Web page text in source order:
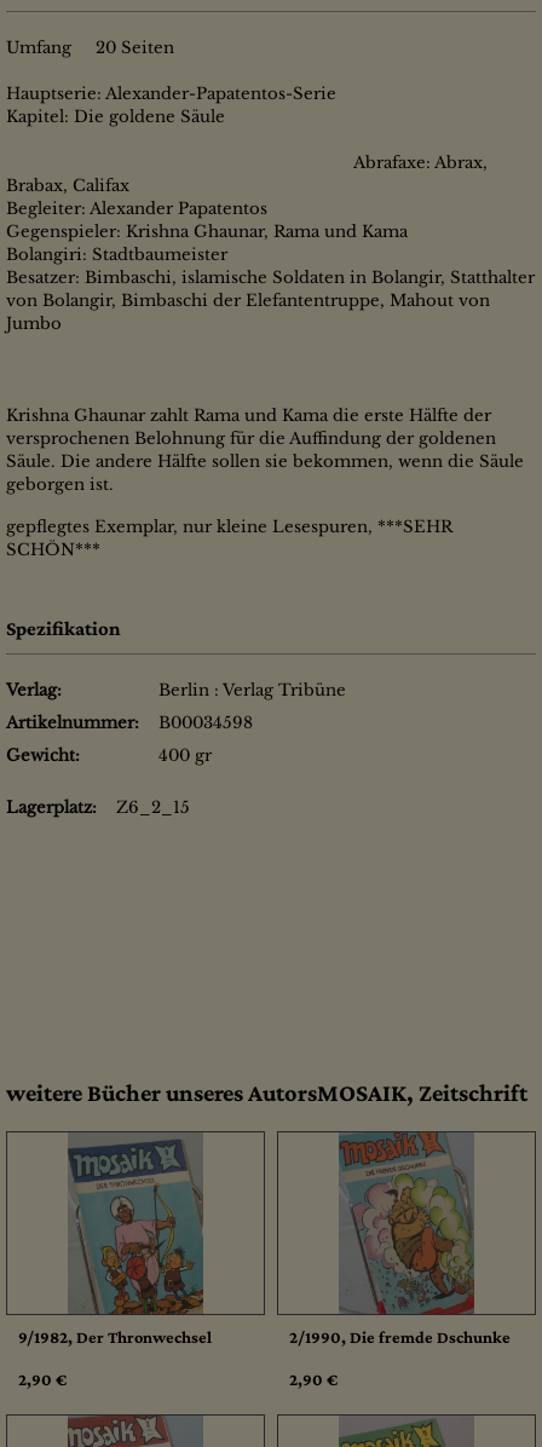
Umfang 20 Seiten
Hauptserie: Alexander-Papatentos-Serie
Kapitel: Die goldene Säule
Abrafaxe: Abrax,
Brabax, Califax
Begleiter: Alexander Papatentos
Gegenspieler: Krishna Ghaunar, Rama und Kama
Bolangiri: Stadtbaumeister
Besatzer: Bimbaschi, islamische Soldaten in Bolangir, Statthalter
von Bolangir, Bimbaschi der Elefantentruppe, Mahout von
Jumbo
Krishna Ghaunar zahlt Rama und Kama die erste Hälfte der
versprochenen Belohnung für die Auffindung der goldenen
Säule. Die andere Hälfte sollen sie bekommen, wenn die Säule
geborgen ist.
gepflegtes Exemplar, nur kleine Lesespuren, ***SEHR
SCHÖN***
Spezifikation
Verlag:
Berlin : Verlag Tribüne
Artikelnummer:
B00034598
Gewicht:
400 gr
Lagerplatz: Z6_2_15
weitere Bücher unseres AutorsMOSAIK, Zeitschrift
9/1982, Der Thronwechsel
2,90 €
2/1990, Die fremde Dschunke
2,90 €